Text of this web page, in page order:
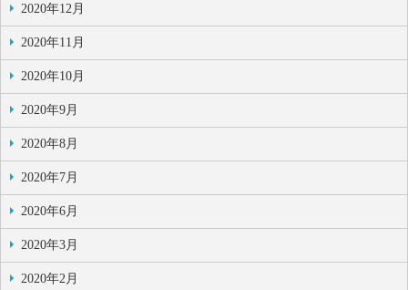
2020年12月
2020年11月
2020年10月
2020年9月
2020年8月
2020年7月
2020年6月
2020年3月
2020年2月